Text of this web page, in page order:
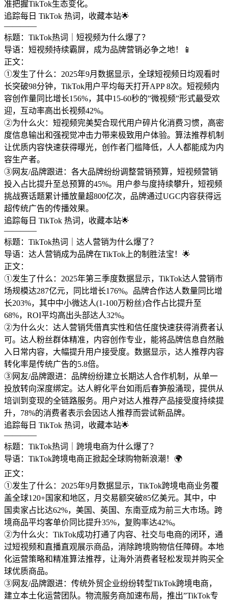
准把握TikTok生态变化。
追踪每日 TikTok 热词，收藏本站🌟
————
标题：TikTok热词｜短视频为什么爆了？
导语：短视频持续霸屏，成为品牌营销必争之地！📱
正文：
①发生了什么：2025年9月数据显示，全球短视频日均观看时
长突破98分钟，TikTok用户平均每天打开APP 8次。短视频内
容创作量同比增长156%，其中15-60秒的”微视频”形式最受欢
迎，互动率高出长视频42%。
②为什么火：短视频完美契合现代用户碎片化消费习惯，高密
度信息输出和强视觉冲击力带来极致用户体验。算法推荐机制
让优质内容快速获得曝光，创作者门槛降低，人人都能成为内
容生产者。
③网友/品牌跟进：各大品牌纷纷调整营销预算，短视频营销
投入占比提升至总预算的45%。用户参与度持续攀升，短视频
挑战赛话题累计播放量超800亿次，品牌通过UGC内容获得远
超传统广告的传播效果。
追踪每日 TikTok 热词，收藏本站🌟
————
标题：TikTok热词｜达人营销为什么爆了？
导语：达人营销成为品牌在TikTok上的制胜法宝！🌟
正文：
①发生了什么：2025年第三季度数据显示，TikTok达人营销市
场规模达287亿元，同比增长176%。品牌合作达人数量同比增
长203%，其中中小微达人(1-100万粉丝)合作占比提升至
68%，ROI平均高出头部达人32%。
②为什么火：达人营销凭借真实性和信任度快速获得消费者认
可。达人粉丝群体精准，内容创作专业，能将品牌信息自然融
入日常内容，大幅提升用户接受度。数据显示，达人推荐内容
转化率是传统广告的5.8倍。
③网友/品牌跟进：品牌纷纷建立长期达人合作机制，从单一
投放转向深度绑定。达人孵化平台如雨后春笋般涌现，提供从
培训到变现的全链路服务。用户对达人推荐产品接受度持续提
升，78%的消费者表示会因达人推荐而尝试新品牌。
追踪每日 TikTok 热词，收藏本站🌟
————
标题：TikTok热词｜跨境电商为什么爆了？
导语：TikTok跨境电商正掀起全球购物新浪潮！🌍
正文：
①发生了什么：2025年9月数据显示，TikTok跨境电商业务覆
盖全球120+国家和地区，月交易额突破85亿美元。其中，中
国卖家占比达62%，美国、英国、东南亚成为前三大市场。跨
境商品平均客单价同比提升35%，复购率达42%。
②为什么火：TikTok成功打通了内容、社交与电商的闭环，通
过短视频和直播直观展示商品，消除跨境购物信任障碍。本地
化运营策略和精准算法推荐，让海外消费者轻松发现并购买全
球优质商品。
③网友/品牌跟进：传统外贸企业纷纷转型TikTok跨境电商，
建立本土化运营团队。物流服务商加速布局，推出”TikTok专